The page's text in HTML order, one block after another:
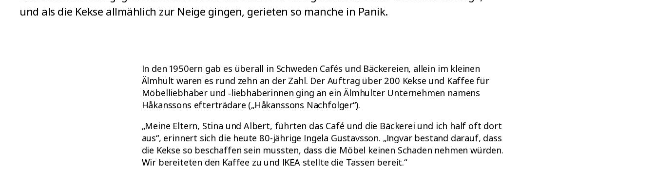
und als die Kekse allmählich zur Neige gingen, gerieten so manche in Panik.
In den 1950ern gab es überall in Schweden Cafés und Bäckereien, allein im kleinen
Älmhult waren es rund zehn an der Zahl. Der Auftrag über 200 Kekse und Kaffee für
Möbelliebhaber und ‑liebhaberinnen ging an ein Älmhulter Unternehmen namens
Håkanssons efterträdare („Håkanssons Nachfolger“).
„Meine Eltern, Stina und Albert, führten das Café und die Bäckerei und ich half oft dort
aus“, erinnert sich die heute 80-jährige Ingela Gustavsson. „Ingvar bestand darauf, dass
die Kekse so beschaffen sein mussten, dass die Möbel keinen Schaden nehmen würden.
Wir bereiteten den Kaffee zu und IKEA stellte die Tassen bereit.“